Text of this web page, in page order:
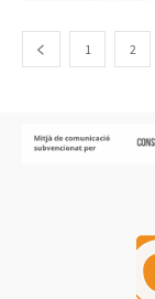
1 2